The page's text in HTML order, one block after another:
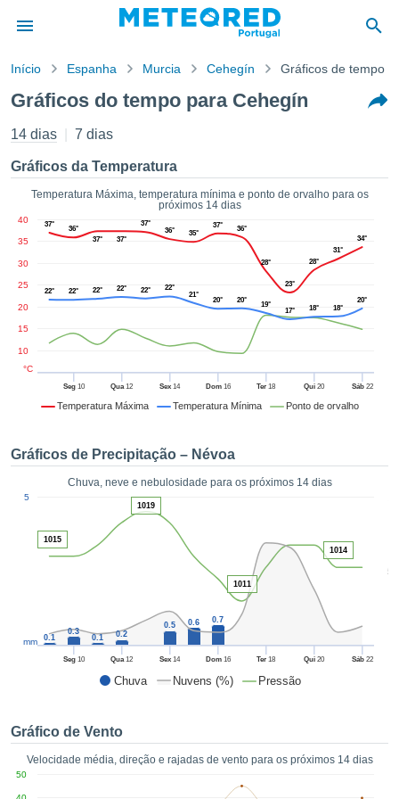
da
foi
por
para
que as
a este
das
e
forma
digital
de alta
o
no
como
CONTINUAR
Início Espanha Murcia Cehegín Gráficos de tempo
Gráficos do tempo para Cehegín
14 dias 7 dias
Gráficos da Temperatura
Temperatura Máxima, temperatura mínima e ponto de orvalho para os
próximos 14 dias
Temperatura Máxima Temperatura Mínima Ponto de orvalho
Seg10 Qua12 Sex 14 Dom16 Ter 18 Qui 20 Sáb22
10
15
20
25
30
35
40
°C
37°
36°
37°
37°
37°
36°
35°
37° 36°
28°
23°
28°
31°
34°
22° 22° 22° 22° 22°
22°
21°
20° 20°
19°
17° 18° 18°
20°
Gráficos de Precipitação – Névoa
Chuva, neve e nebulosidade para os próximos 14 dias
Chuva Nuvens (%) Pressão
50
Seg10 Qua12 Sex 14 Dom16 Ter 18 Qui 20 Sáb22
5
mm 0.1
0.3
0.1 0.2
0.5 0.6 0.7
1015
1019
1011
1014
Gráfico de Vento
Velocidade média, direção e rajadas de vento para os próximos 14 dias
50